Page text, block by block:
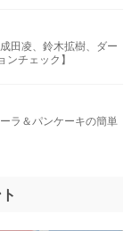
田凌、鈴木拡樹、ダー
ンチェック】
ラ＆パンケーキの簡単